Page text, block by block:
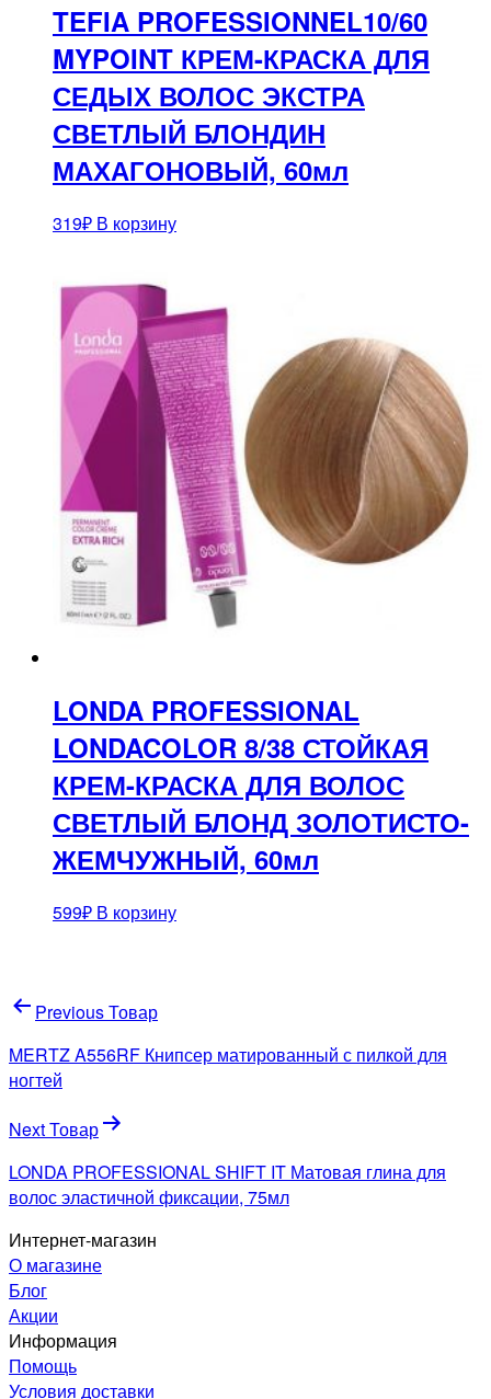
TEFIA PROFESSIONNEL10/60
MYPOINT КРЕМ-КРАСКА ДЛЯ
СЕДЫХ ВОЛОС ЭКСТРА
СВЕТЛЫЙ БЛОНДИН
МАХАГОНОВЫЙ, 60мл
319₽ В корзину
LONDA PROFESSIONAL
LONDACOLOR 8/38 СТОЙКАЯ
КРЕМ-КРАСКА ДЛЯ ВОЛОС
СВЕТЛЫЙ БЛОНД ЗОЛОТИСТО-
ЖЕМЧУЖНЫЙ, 60мл
599₽ В корзину
Навигация
по
записям
Previous Товар
MERTZ A556RF Книпсер матированный с пилкой для
ногтей
Next Товар
LONDA PROFESSIONAL SHIFT IT Матовая глина для
волос эластичной фиксации, 75мл
Интернет-магазин
О магазине
Блог
Акции
Информация
Помощь
Условия доставки